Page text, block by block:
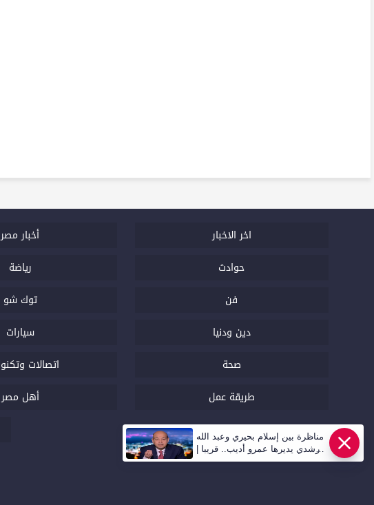
اخر الاخبار أخبار مصر
حوادث
رياضة
فن
توك شو
دين ودنيا
سيارات
صحة
اتصالات
طريقة عمل
أهل مصر
مناظرة بين إسلام بحيري وعبد الله
رشدي يديرها عمرو أديب.. قريبا |
أهل مصر